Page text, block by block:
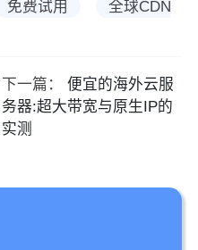
免费试用
全球CDN
下一篇：
便宜的海外云服
务器:超大带宽与原生IP的
实测